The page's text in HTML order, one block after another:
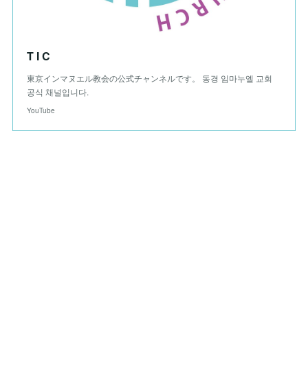
T I C
東京インマヌエル教会の公式チャンネルです。 동경 임마누엘 교회
공식 채널입니다.
YouTube